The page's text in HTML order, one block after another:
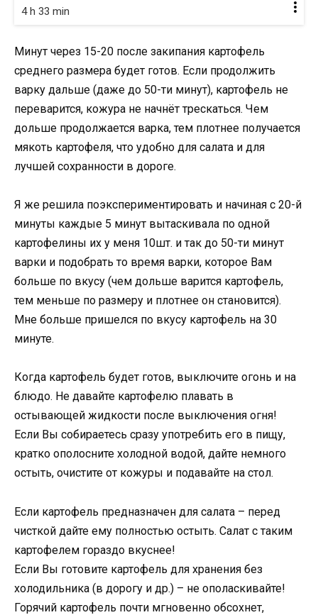
4 h 33 min
Минут через 15-20 после закипания картофель
среднего размера будет готов. Если продолжить
варку дальше (даже до 50-ти минут), картофель не
переварится, кожура не начнёт трескаться. Чем
дольше продолжается варка, тем плотнее получается
мякоть картофеля, что удобно для салата и для
лучшей сохранности в дороге.
Я же решила поэкспериментировать и начиная с 20-й
минуты каждые 5 минут вытаскивала по одной
картофелины их у меня 10шт. и так до 50-ти минут
варки и подобрать то время варки, которое Вам
больше по вкусу (чем дольше варится картофель,
тем меньше по размеру и плотнее он становится).
Мне больше пришелся по вкусу картофель на 30
минуте.
Когда картофель будет готов, выключите огонь и на
блюдо. Не давайте картофелю плавать в
остывающей жидкости после выключения огня!
Если Вы собираетесь сразу употребить его в пищу,
кратко ополосните холодной водой, дайте немного
остыть, очистите от кожуры и подавайте на стол.
Если картофель предназначен для салата – перед
чисткой дайте ему полностью остыть. Салат с таким
картофелем гораздо вкуснее!
Если Вы готовите картофель для хранения без
холодильника (в дорогу и др.) – не ополаскивайте!
Горячий картофель почти мгновенно обсохнет,